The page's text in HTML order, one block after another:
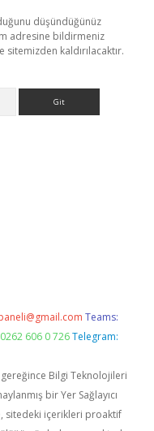
düşündüğünüz
adresine bildirmeniz
kaldırılacaktır.
Teams:
606 0 726 Telegram:
gereğince Bilgi Teknolojileri
bir Yer Sağlayıcı
sitedeki içerikleri proaktif